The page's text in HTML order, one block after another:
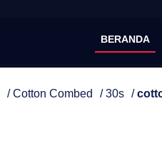
BERANDA
/Cotton Combed /30s /